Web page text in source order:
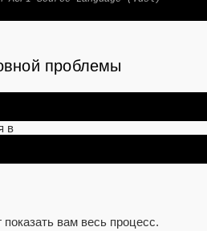
проблемы
в
вам весь процесс.